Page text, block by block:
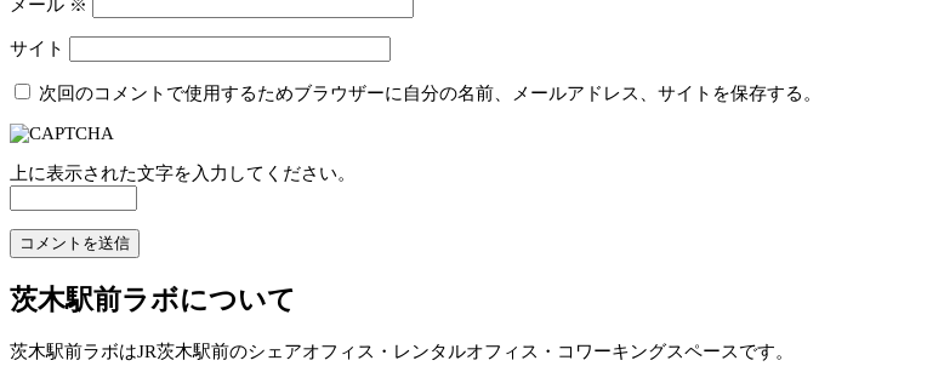
メール ※
サイト
次回のコメントで使用するためブラウザーに自分の名前、メールアドレス、サイトを保存する。
上に表示された文字を入力してください。
茨木駅前ラボについて
茨木駅前ラボはJR茨木駅前のシェアオフィス・レンタルオフィス・コワーキングスペースです。